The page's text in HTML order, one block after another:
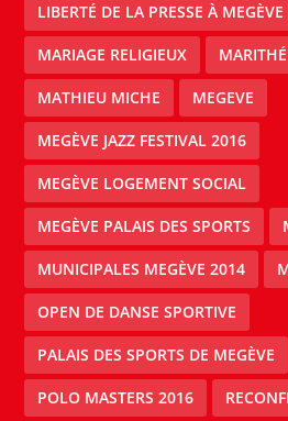
LIBERTÉ DE LA PRESSE À MEGÈVE
MARIAGE RELIGIEUX
MATHIEU MICHE MEGEVE
MEGÈVE JAZZ FESTIVAL 2016
MEGÈVE LOGEMENT SOCIAL
MEGÈVE PALAIS DES SPORTS
MUNICIPALES MEGÈVE 2014
OPEN DE DANSE SPORTIVE
PALAIS DES SPORTS DE MEGÈVE
POLO MASTERS 2016